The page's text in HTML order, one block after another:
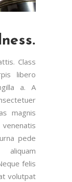
Class
libero
a. A
magnis
pede
felis
volutpat